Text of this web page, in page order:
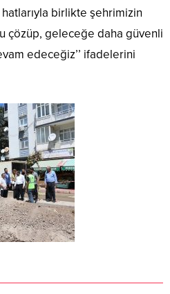
birlikte şehrimizin
çözüp, geleceğe daha güvenli
edeceğiz’’ ifadelerini